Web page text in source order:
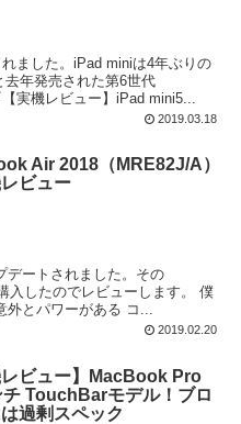
ました。iPad miniは4年ぶりの
年発売された第6世代
実機レビュー】iPad mini5...
2019.03.18
Air 2018（MRE82J/A）
ビュー
デートされました。その
入したのでレビューします。 僕
とパワーがある コ...
2019.02.20
レビュー】MacBook Pro
チ TouchBarモデル！ブロ
過剰スペック